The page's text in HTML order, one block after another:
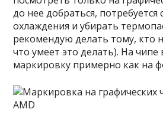
до нее добраться, потребуется
охлаждения и убирать
рекомендую делать тому, кто
что умеет это делать). На чипе
маркировку примерно как на